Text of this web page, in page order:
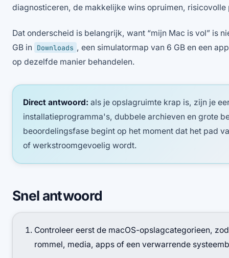
diagnosticeren, de makkelijke wins opruimen,
Dat onderscheid is belangrijk, want “mijn Mac is vol” is
GB in
Downloads , een simulatormap van 6 GB en een
op dezelfde manier behandelen.
Direct antwoord: als je opslagruimte krap is, zijn je
installatieprogramma's, dubbele archieven en grote
beoordelingsfase begint op het moment dat het pad
of werkstroomgevoelig wordt.
Snel antwoord
Controleer eerst de macOS-opslagcategorieen,
rommel, media, apps of een verwarrende